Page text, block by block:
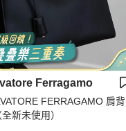
Ferragamo
FERRAGAMO 肩背
新未使用）